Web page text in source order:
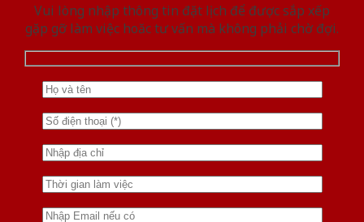
Vui lòng nhập thông tin đặt lịch để được sắp xếp
gặp gỡ làm việc hoăc tư vấn mà không phải chờ đợi.